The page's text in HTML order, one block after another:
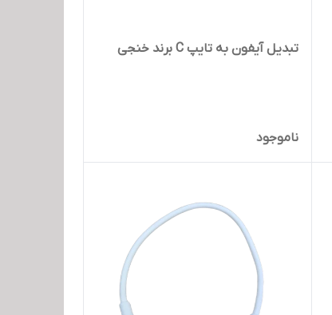
تبدیل آیفون به تایپ C برند خنجی
ناموجود